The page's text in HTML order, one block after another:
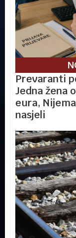
Prevaranti
Jedna žena
eura,
nasjeli